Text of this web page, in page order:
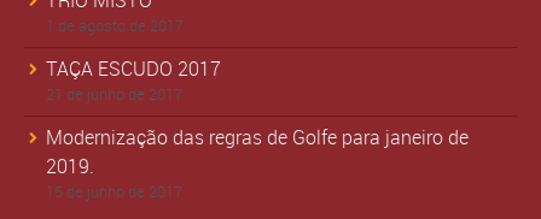
1 de agosto de 2017
TAÇA ESCUDO 2017
21 de junho de 2017
Modernização das regras de Golfe para janeiro de
2019.
15 de junho de 2017